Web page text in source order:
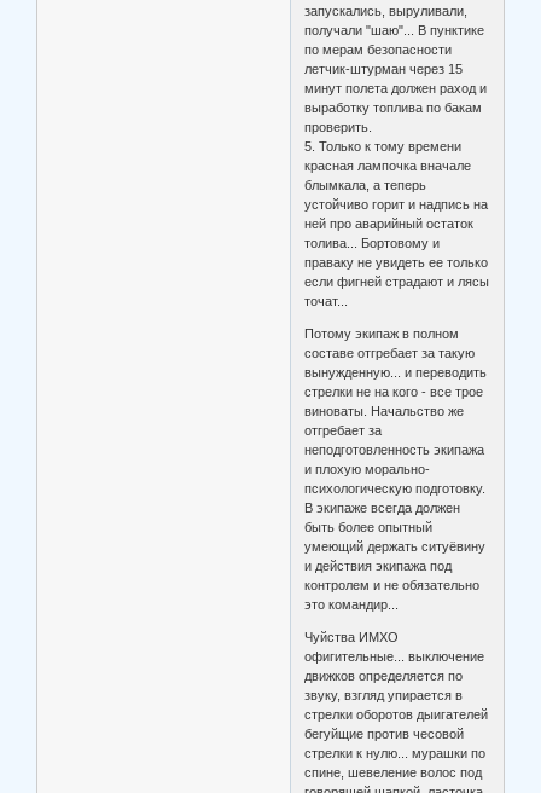
запускались, выруливали,
получали "шаю"... В пунктике
по мерам безопасности
летчик-штурман через 15
минут полета должен раход и
выработку топлива по бакам
проверить.
5. Только к тому времени
красная лампочка вначале
блымкала, а теперь
устойчиво горит и надпись на
ней про аварийный остаток
толива... Бортовому и
праваку не увидеть ее только
если фигней страдают и лясы
точат...
Потому экипаж в полном
составе отгребает за такую
вынужденную... и переводить
стрелки не на кого - все трое
виноваты. Начальство же
отгребает за
неподготовленность экипажа
и плохую морально-
психологическую подготовку.
В экипаже всегда должен
быть более опытный
умеющий держать ситуёвину
и действия экипажа под
контролем и не обязательно
это командир...
Чуйства ИМХО
офигительные... выключение
движков определяется по
звуку, взгляд упирается в
стрелки оборотов дыигателей
бегуйщие против чесовой
стрелки к нулю... мурашки по
спине, шевеление волос под